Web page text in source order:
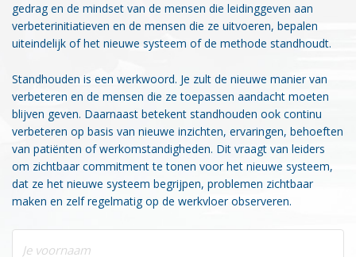
gedrag en de mindset van de mensen die leidinggeven aan
verbeterinitiatieven en de mensen die ze uitvoeren, bepalen
uiteindelijk of het nieuwe systeem of de methode standhoudt.
Standhouden is een werkwoord. Je zult de nieuwe manier van
verbeteren en de mensen die ze toepassen aandacht moeten
blijven geven. Daarnaast betekent standhouden ook continu
verbeteren op basis van nieuwe inzichten, ervaringen, behoeften
van patiënten of werkomstandigheden. Dit vraagt van leiders
om zichtbaar commitment te tonen voor het nieuwe systeem,
dat ze het nieuwe systeem begrijpen, problemen zichtbaar
maken en zelf regelmatig op de werkvloer observeren.